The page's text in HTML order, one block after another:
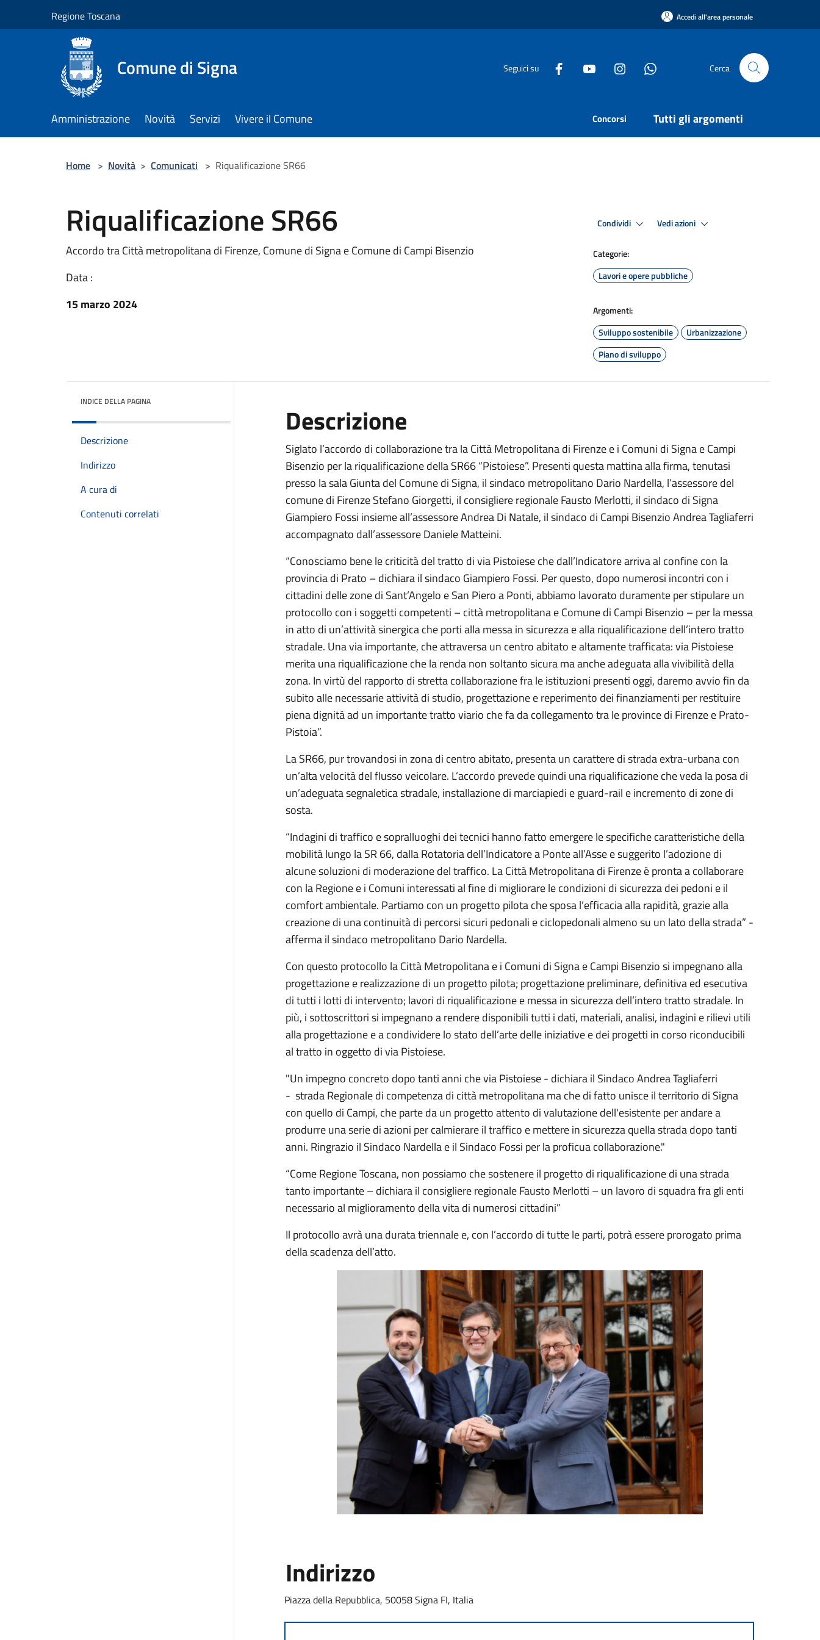
Regione Toscana Accedi all'area personale
Comune di Signa Seguici su Cerca
Amministrazione Novità Servizi Vivere il Comune Concorsi Tutti gli argomenti
Home > Novità > Comunicati > Riqualificazione SR66
Riqualificazione SR66
Accordo tra Città metropolitana di Firenze, Comune di Signa e Comune di Campi Bisenzio
Data :
15 marzo 2024
Condividi Vedi azioni
Categorie:
Lavori e opere pubbliche
Argomenti:
Sviluppo sostenibile
Urbanizzazione
Piano di sviluppo
INDICE DELLA PAGINA
Descrizione
Indirizzo
A cura di
Contenuti correlati
Descrizione
Siglato l’accordo di collaborazione tra la Città Metropolitana di Firenze e i Comuni di Signa e Campi
Bisenzio per la riqualificazione della SR66 “Pistoiese”. Presenti questa mattina alla firma, tenutasi
presso la sala Giunta del Comune di Signa, il sindaco metropolitano Dario Nardella, l’assessore del
comune di Firenze Stefano Giorgetti, il consigliere regionale Fausto Merlotti, il sindaco di Signa
Giampiero Fossi insieme all’assessore Andrea Di Natale, il sindaco di Campi Bisenzio Andrea Tagliaferri
accompagnato dall’assessore Daniele Matteini.
“Conosciamo bene le criticità del tratto di via Pistoiese che dall’Indicatore arriva al confine con la
provincia di Prato – dichiara il sindaco Giampiero Fossi. Per questo, dopo numerosi incontri con i
cittadini delle zone di Sant’Angelo e San Piero a Ponti, abbiamo lavorato duramente per stipulare un
protocollo con i soggetti competenti – città metropolitana e Comune di Campi Bisenzio – per la messa
in atto di un’attività sinergica che porti alla messa in sicurezza e alla riqualificazione dell’intero tratto
stradale. Una via importante, che attraversa un centro abitato e altamente trafficata: via Pistoiese
merita una riqualificazione che la renda non soltanto sicura ma anche adeguata alla vivibilità della
zona. In virtù del rapporto di stretta collaborazione fra le istituzioni presenti oggi, daremo avvio fin da
subito alle necessarie attività di studio, progettazione e reperimento dei finanziamenti per restituire
piena dignità ad un importante tratto viario che fa da collegamento tra le province di Firenze e Prato-
Pistoia”.
La SR66, pur trovandosi in zona di centro abitato, presenta un carattere di strada extra-urbana con
un’alta velocità del flusso veicolare. L’accordo prevede quindi una riqualificazione che veda la posa di
un’adeguata segnaletica stradale, installazione di marciapiedi e guard-rail e incremento di zone di
sosta.
“Indagini di traffico e sopralluoghi dei tecnici hanno fatto emergere le specifiche caratteristiche della
mobilità lungo la SR 66, dalla Rotatoria dell’Indicatore a Ponte all’Asse e suggerito l’adozione di
alcune soluzioni di moderazione del traffico. La Città Metropolitana di Firenze è pronta a collaborare
con la Regione e i Comuni interessati al fine di migliorare le condizioni di sicurezza dei pedoni e il
comfort ambientale. Partiamo con un progetto pilota che sposa l’efficacia alla rapidità, grazie alla
creazione di una continuità di percorsi sicuri pedonali e ciclopedonali almeno su un lato della strada” -
afferma il sindaco metropolitano Dario Nardella.
Con questo protocollo la Città Metropolitana e i Comuni di Signa e Campi Bisenzio si impegnano alla
progettazione e realizzazione di un progetto pilota; progettazione preliminare, definitiva ed esecutiva
di tutti i lotti di intervento; lavori di riqualificazione e messa in sicurezza dell’intero tratto stradale. In
più, i sottoscrittori si impegnano a rendere disponibili tutti i dati, materiali, analisi, indagini e rilievi utili
alla progettazione e a condividere lo stato dell’arte delle iniziative e dei progetti in corso riconducibili
al tratto in oggetto di via Pistoiese.
"Un impegno concreto dopo tanti anni che via Pistoiese - dichiara il Sindaco Andrea Tagliaferri
- strada Regionale di competenza di città metropolitana ma che di fatto unisce il territorio di Signa
con quello di Campi, che parte da un progetto attento di valutazione dell'esistente per andare a
produrre una serie di azioni per calmierare il traffico e mettere in sicurezza quella strada dopo tanti
anni. Ringrazio il Sindaco Nardella e il Sindaco Fossi per la proficua collaborazione."
“Come Regione Toscana, non possiamo che sostenere il progetto di riqualificazione di una strada
tanto importante – dichiara il consigliere regionale Fausto Merlotti – un lavoro di squadra fra gli enti
necessario al miglioramento della vita di numerosi cittadini”
Il protocollo avrà una durata triennale e, con l’accordo di tutte le parti, potrà essere prorogato prima
della scadenza dell’atto.
Indirizzo
Piazza della Repubblica, 50058 Signa FI, Italia